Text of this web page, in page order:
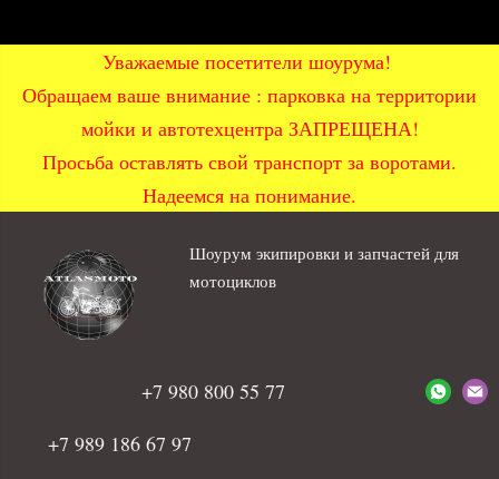
Уважаемые посетители шоурума!
Обращаем ваше внимание : парковка на территории
мойки и автотехцентра ЗАПРЕЩЕНА!
Просьба оставлять свой транспорт за воротами.
Надеемся на понимание.
Шоурум экипировки и запчастей для
мотоциклов
+7 980 800 55 77
+7 989 186 67 97